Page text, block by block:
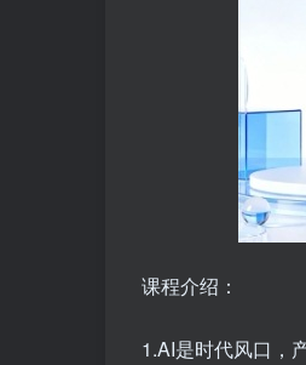
课程介绍：
1.AI是时代风口，